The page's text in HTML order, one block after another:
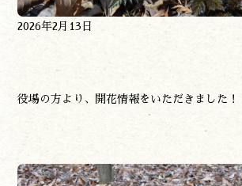
2026年2月13日
役場の方より、開花情報をいただきました！
観る
神楽情報
森の風の記憶
お問い合わせ
諸塚村観光協会について